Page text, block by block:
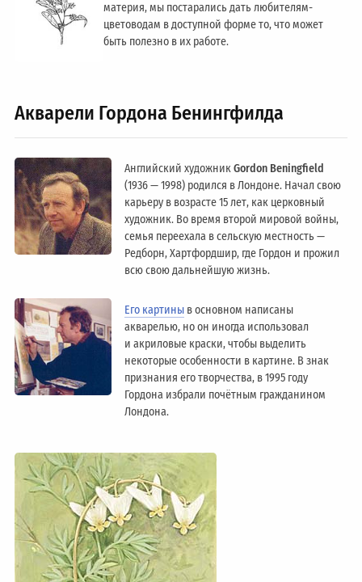
материя, мы постарались дать любителям-
цветоводам в доступной форме то, что может
быть полезно в их работе.
Акварели Гордона Бенингфилда
Английский художникGordon Beningfield
(1936 — 1998) родился в Лондоне. Начал свою
карьеру в возрасте 15 лет, как церковный
художник. Во время второй мировой войны,
семья переехала в сельскую местность —
Редборн, Хартфордшир, где Гордон и прожил
всю свою дальнейшую жизнь.
Его картины в основном написаны
акварелью, но он иногда использовал
и акриловые краски, чтобы выделить
некоторые особенности в картине. В знак
признания его творчества, в 1995 году
Гордона избрали почётным гражданином
Лондонa.